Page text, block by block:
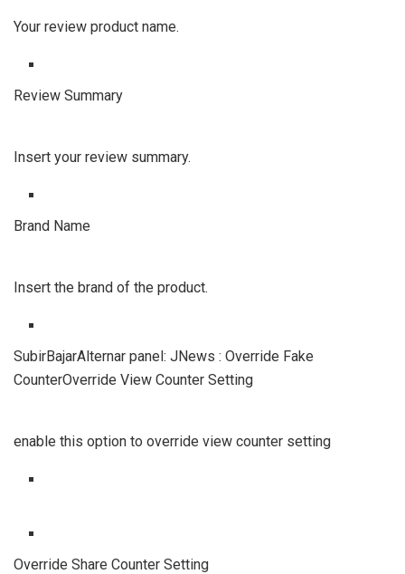
Your review product name.
Review Summary
Insert your review summary.
Brand Name
Insert the brand of the product.
SubirBajarAlternar panel: JNews : Override Fake
CounterOverride View Counter Setting
enable this option to override view counter setting
Override Share Counter Setting